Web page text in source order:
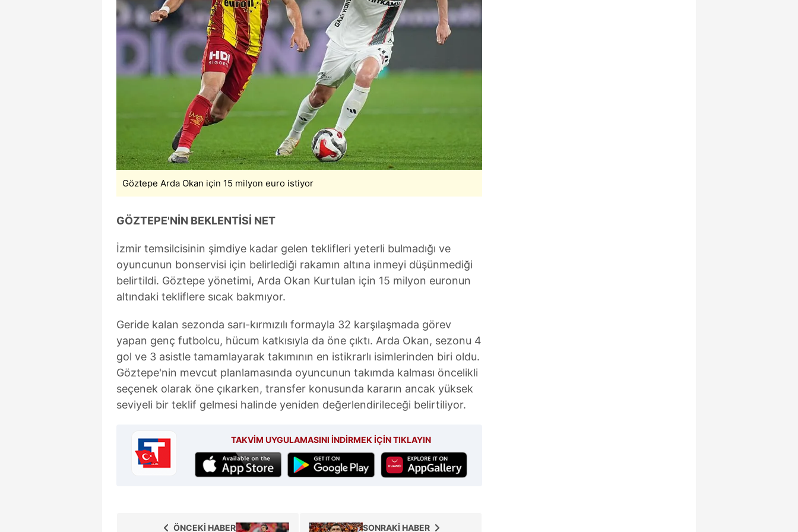
mevzuata uygun olarak kullanılan çerezlerle ilgili bilgi almak için lütfentıklayınız.
Göztepe Arda Okan için 15 milyon euro istiyor
GÖZTEPE'NİN BEKLENTİSİ NET
İzmir temsilcisinin şimdiye kadar gelen teklifleri yeterli bulmadığı ve
oyuncunun bonservisi için belirlediği rakamın altına inmeyi düşünmediği
belirtildi. Göztepe yönetimi, Arda Okan Kurtulan için 15 milyon euronun
altındaki tekliflere sıcak bakmıyor.
Geride kalan sezonda sarı-kırmızılı formayla 32 karşılaşmada görev
yapan genç futbolcu, hücum katkısıyla da öne çıktı. Arda Okan, sezonu 4
gol ve 3 asistle tamamlayarak takımının en istikrarlı isimlerinden biri oldu.
Göztepe'nin mevcut planlamasında oyuncunun takımda kalması öncelikli
seçenek olarak öne çıkarken, transfer konusunda kararın ancak yüksek
seviyeli bir teklif gelmesi halinde yeniden değerlendirileceği belirtiliyor.
TAKVİM UYGULAMASINI İNDİRMEK İÇİN TIKLAYIN
SONRAKİ HABER
ÖNCEKİ HABER